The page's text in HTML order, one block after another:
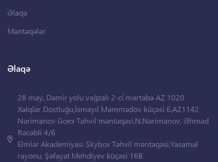
Əlaqə
Məntəqələr
Əlaqə
28 may, Dəmir yolu vağzalı 2-ci mərtəbə AZ 1020
Xalqlar Dostluğu,İsmayıl Məmmədov küçəsi 6,AZ1142
Nərimanov Goex Təhvil məntəqəsi,N.Nərimanov, Əhməd
Rəcəbli 4/6
Elmlər Akademiyası Skybox Təhvil məntəqəsi,Yasamal
rayonu, Şəfayət Mehdiyev küçəsi 16B